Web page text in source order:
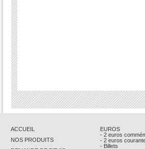
ACCUEIL
NOS PRODUITS
EUROS
- 2 euros
- 2 euros
- Billets